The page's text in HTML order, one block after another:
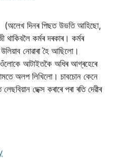
(অলেখ দিনৰ পিছত উভতি আহিছো,
থাকিবলৈ কৰ্মৰ দৰকাৰ। কৰ্মৰ
নোৱাৰা হৈ আছিলো।
আটাইতকৈ অধিৰ আগ্ৰহেৰে
অলপ লিখিলো। চাবচোন কেনে
ছেক্স কৰাৰে পৰা ৰতি দেৱীৰ